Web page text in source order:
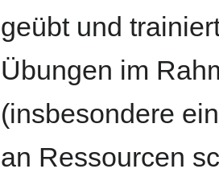
geübt und
Übungen im
(insbesondere
an Ressourcen